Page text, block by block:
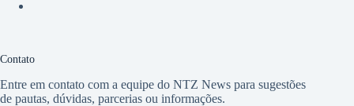
Contato
Entre em contato com a equipe do NTZ News para sugestões
de pautas, dúvidas, parcerias ou informações.